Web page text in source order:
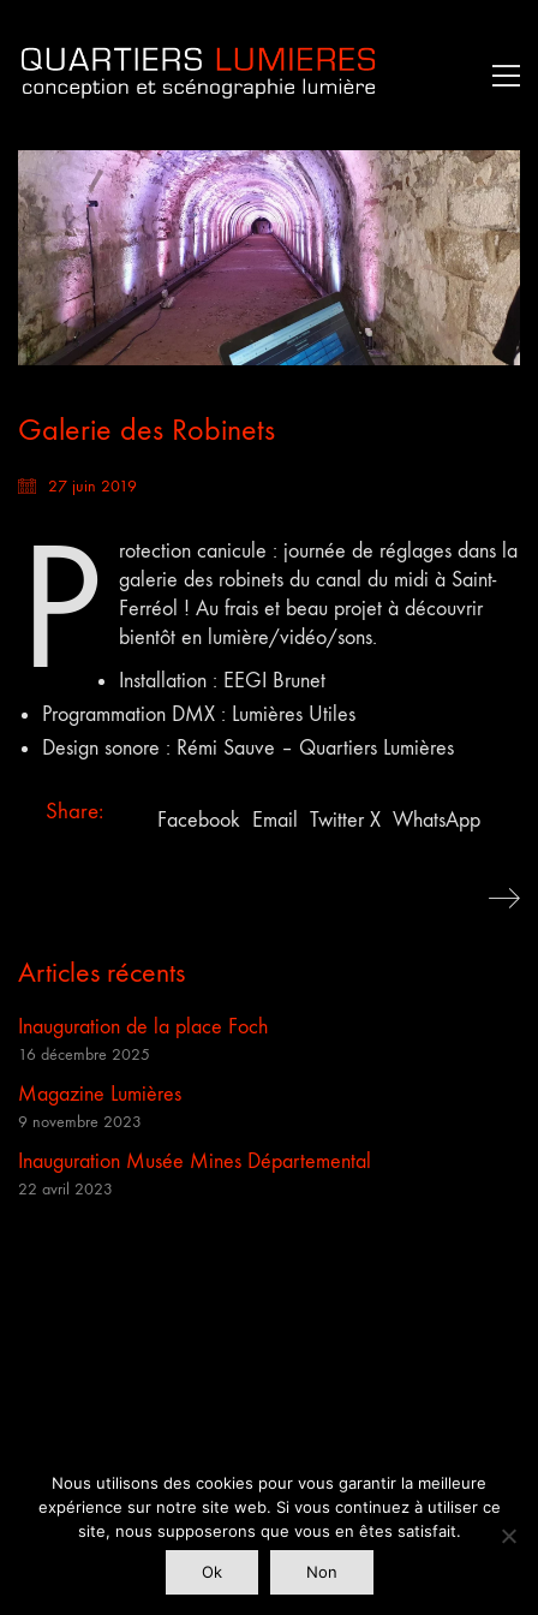
Galerie des Robinets
27 juin 2019
P
rotection canicule : journée de réglages dans la
galerie des robinets du canal du midi à Saint-
Ferréol ! Au frais et beau projet à découvrir
bientôt en lumière/vidéo/sons.
Installation : EEGI Brunet
Programmation DMX : Lumières Utiles
Design sonore : Rémi Sauve – Quartiers Lumières
Share: Facebook Email Twitter X WhatsApp
Articles récents
Inauguration de la place Foch
16 décembre 2025
Magazine Lumières
9 novembre 2023
Inauguration Musée Mines Départemental
22 avril 2023
Nous utilisons des cookies pour vous garantir la meilleure
expérience sur notre site web. Si vous continuez à utiliser ce
site, nous supposerons que vous en êtes satisfait.
Ok Non